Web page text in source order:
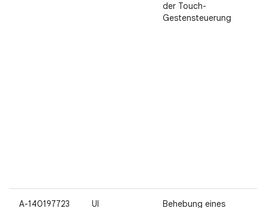
der Touch-
Gestensteuerung
A-140197723 UI
Behebung eines